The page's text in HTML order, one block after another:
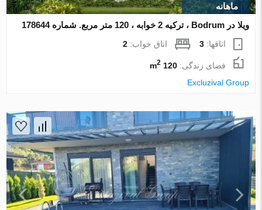
ماهانه
ویلا در Bodrum ، ترکیه 2 خوابه ، 120 متر مربع. شماره 178644
اتاقها:3 اتاق خواب:2
فضای زندگی:120 m
2
Excluzival Group